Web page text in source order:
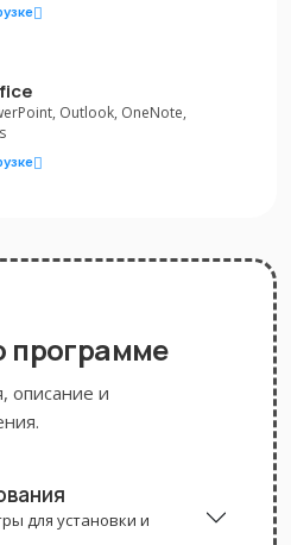
Outlook, OneNote,
программе
описание и
для установки и